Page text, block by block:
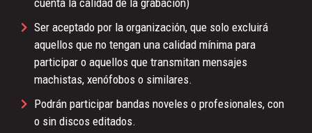
cuenta la calidad de la grabación)
Ser aceptado por la organización, que solo excluirá
aquellos que no tengan una calidad mínima para
participar o aquellos que transmitan mensajes
machistas, xenófobos o similares.
Podrán participar bandas noveles o profesionales, con
o sin discos editados.